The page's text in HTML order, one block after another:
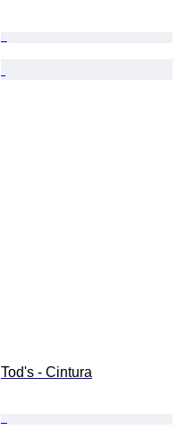
Tod's - Cintura